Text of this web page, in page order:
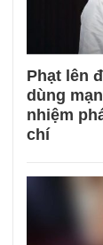
Phạt lên
dùng
nhiệm
chí